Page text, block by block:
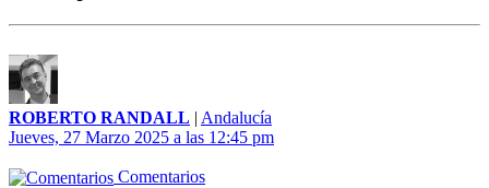
ROBERTO RANDALL | Andalucía
Jueves, 27 Marzo 2025 a las 12:45 pm
Comentarios